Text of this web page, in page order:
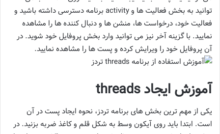
توانید به بخش فعالیت ها و activity برنامه دسترسی داشته باشید و
فعالیت خود، درخواست ها، منشن ها و دنبال کننده ها را مشاهده
نمایید. با گزینه آخر نیز می توانید وارد بخش پروفایل خود شوید. در
آن پروفایل خود را ویرایش کرده و پست ها را مشاهده نمایید.
آموزش ایجاد threads
یکی از مهم ترین بخش های برنامه تردز، نحوه ایجاد پست در آن
است. ابتدا باید روی آیکون وسط به شکل قلم و کاغذ ضربه بزنید. در